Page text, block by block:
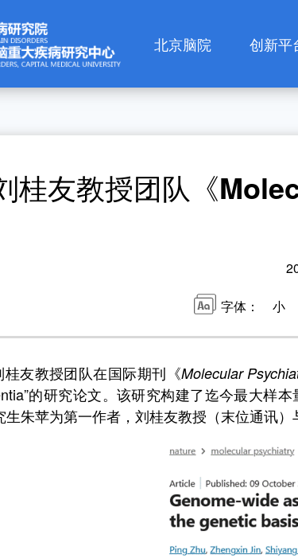
北京脑院
新闻动态
创新平
桂友教授团队《
字体： 小
友教授团队在国际期刊《Molecular
的研究论文。该研究构建了迄今最大样本
朱苹为第一作者，刘桂友教授（末位通讯